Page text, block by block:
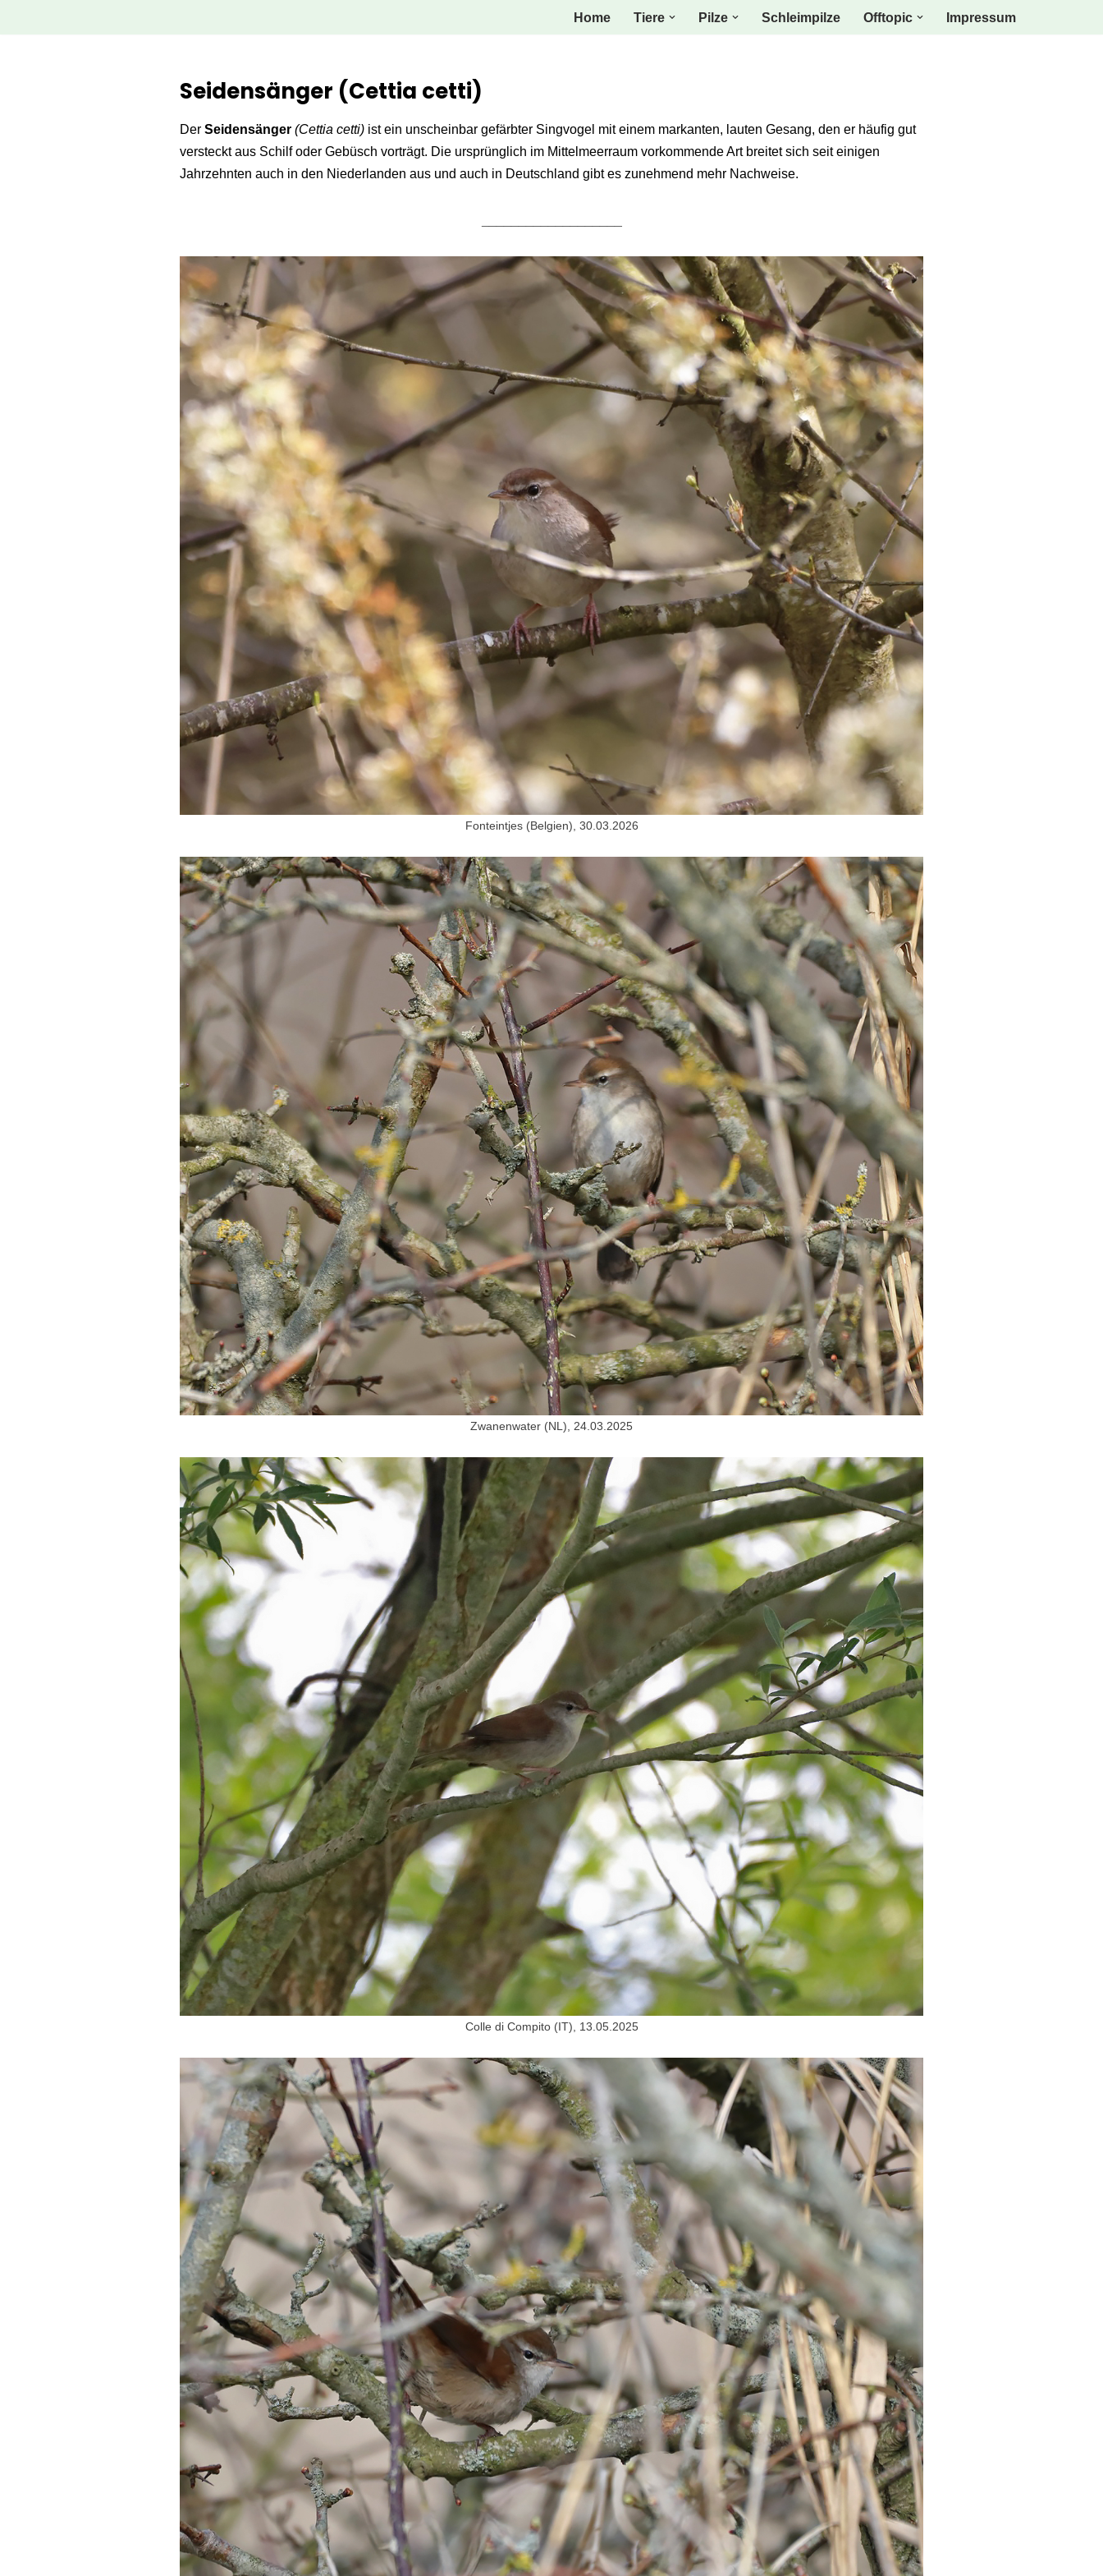
Home Tiere Pilze Schleimpilze Offtopic Impressum
Seidensänger (Cettia cetti)
Der Seidensänger (Cettia cetti) ist ein unscheinbar gefärbter Singvogel mit einem markanten, lauten Gesang, den er häufig gut
versteckt aus Schilf oder Gebüsch vorträgt. Die ursprünglich im Mittelmeerraum vorkommende Art breitet sich seit einigen
Jahrzehnten auch in den Niederlanden aus und auch in Deutschland gibt es zunehmend mehr Nachweise.
Fonteintjes (Belgien), 30.03.2026
Zwanenwater (NL), 24.03.2025
Colle di Compito (IT), 13.05.2025